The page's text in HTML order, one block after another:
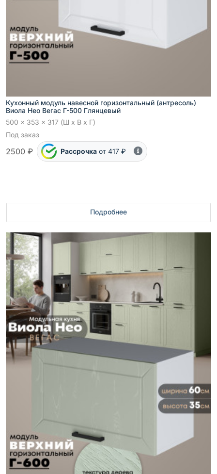
Кухонный модуль навесной горизонтальный (антресоль)
Виола Нео Вегас Г-500 Глянцевый
500 x 353 x 317 (Ш x В x Г)
Под заказ
2500 ₽ Рассрочка от 417 ₽
Подробнее